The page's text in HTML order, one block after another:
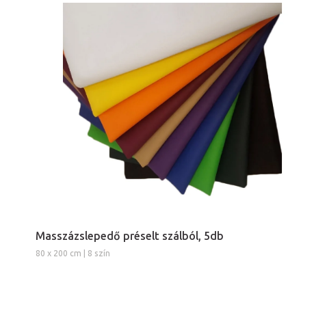
Masszázslepedő préselt szálból, 5db
80 x 200 cm | 8 szín